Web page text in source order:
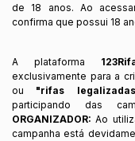
de 18 anos. Ao
confirma que possui 18
A plataforma
exclusivamente para a
ou "rifas
participando das
ORGANIZADOR: Ao
campanha está